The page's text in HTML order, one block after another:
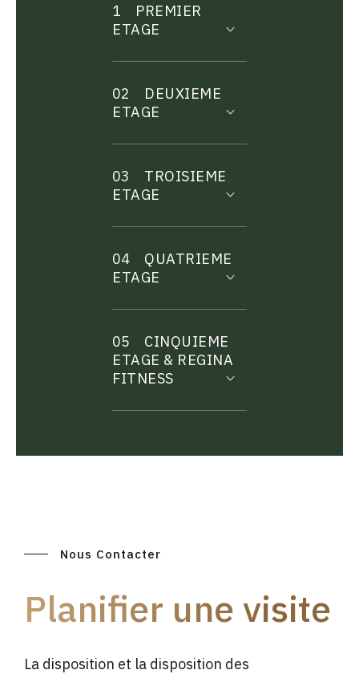
1
PREMIER
ETAGE
02
DEUXIEME
ETAGE
03
TROISIEME
ETAGE
04
QUATRIEME
ETAGE
05
CINQUIEME
ETAGE & REGINA
FITNESS
Nous Contacter
Planifier une visite
La disposition et la disposition des